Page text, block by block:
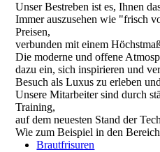
Unser Bestreben ist es, Ihnen
Immer auszusehen wie "frisch
Preisen,
verbunden mit einem
Die moderne und offene
dazu ein, sich inspirieren und
Besuch als Luxus zu erleben
Unsere Mitarbeiter sind durch
Training,
auf dem neuesten Stand der
Wie zum Beispiel in
Brautfrisuren